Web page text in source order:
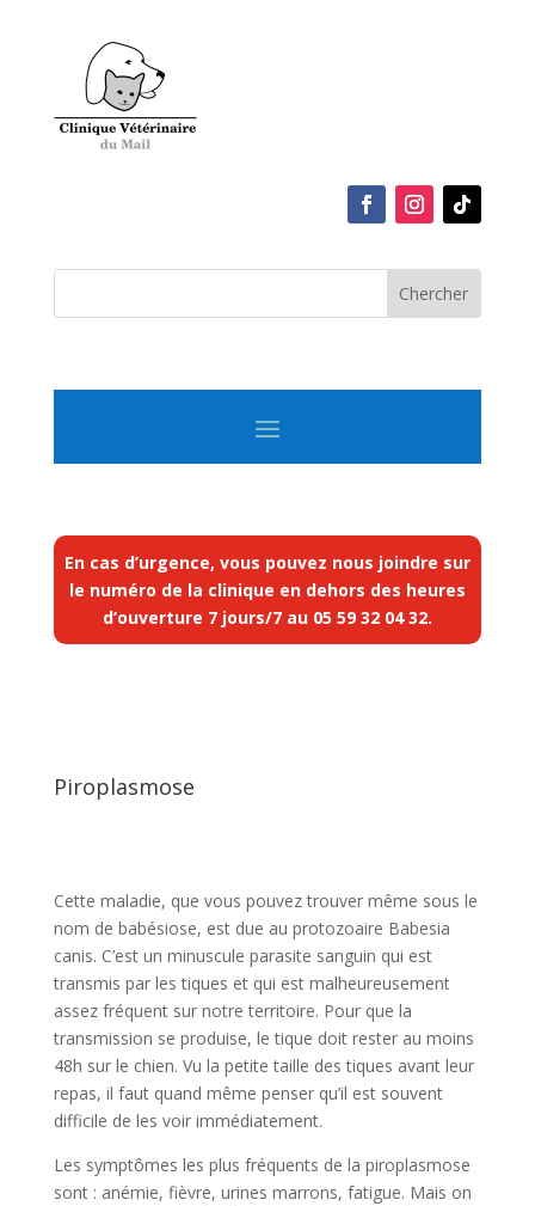
En cas d’urgence, vous pouvez nous joindre sur
le numéro de la clinique en dehors des heures
d’ouverture 7 jours/7 au 05 59 32 04 32.
Piroplasmose
Cette maladie, que vous pouvez trouver même sous le
nom de babésiose, est due au protozoaire Babesia
canis. C’est un minuscule parasite sanguin qui est
transmis par les tiques et qui est malheureusement
assez fréquent sur notre territoire. Pour que la
transmission se produise, le tique doit rester au moins
48h sur le chien. Vu la petite taille des tiques avant leur
repas, il faut quand même penser qu’il est souvent
difficile de les voir immédiatement.
Les symptômes les plus fréquents de la piroplasmose
sont : anémie, fièvre, urines marrons, fatigue. Mais on